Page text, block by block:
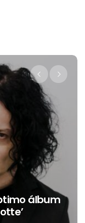
como su